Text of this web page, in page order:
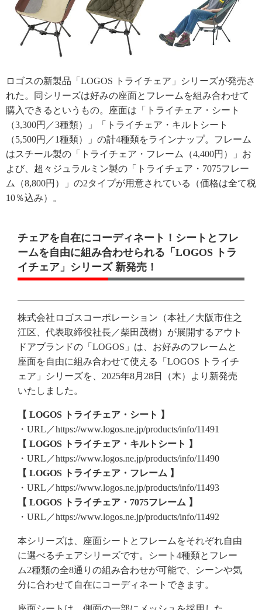
ロゴスの新製品「LOGOS トライチェア」シリーズが発売さ
れた。同シリーズは好みの座面とフレームを組み合わせて
購入できるというもの。座面は「トライチェア・シート
（3,300円／3種類）」「トライチェア・キルトシート
（5,500円／1種類）」の計4種類をラインナップ。フレーム
はスチール製の「トライチェア・フレーム（4,400円）」お
よび、超々ジュラルミン製の「トライチェア・7075フレー
ム（8,800円）」の2タイプが用意されている（価格は全て税
10％込み）。
チェアを自在にコーディネート！シートとフレ
ームを自由に組み合わせられる「LOGOS トラ
イチェア」シリーズ 新発売！
株式会社ロゴスコーポレーション（本社／大阪市住之
江区、代表取締役社長／柴田茂樹）が展開するアウト
ドアブランドの「LOGOS」は、お好みのフレームと
座面を自由に組み合わせて使える「LOGOS トライチ
ェア」シリーズを、2025年8月28日（木）より新発売
いたしました。
【 LOGOS トライチェア・シート 】
・URL／https://www.logos.ne.jp/products/info/11491
【 LOGOS トライチェア・キルトシート 】
・URL／https://www.logos.ne.jp/products/info/11490
【 LOGOS トライチェア・フレーム 】
・URL／https://www.logos.ne.jp/products/info/11493
【 LOGOS トライチェア・7075フレーム 】
・URL／https://www.logos.ne.jp/products/info/11492
本シリーズは、座面シートとフレームをそれぞれ自由
に選べるチェアシリーズです。シート4種類とフレー
ム2種類の全8通りの組み合わせが可能で、シーンや気
分に合わせて自在にコーディネートできます。